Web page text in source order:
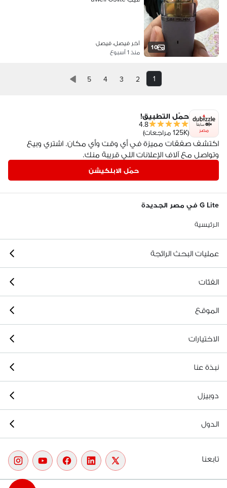
10
آخر فيصل، فيصل
منذ 1 أسبوع
1
2
3
4
5
مصر
حمّل التطبيق!
4.8
(125K مراجعات)
اكتشف صفقات مميزة في أي وقت وأي مكان. اشتري وبيع
وتواصل مع آلاف الإعلانات اللي قريبة منك.
حمّل الابلكيشن
G Lite في مصر الجديدة
الرئيسية
عمليات البحث الرائجة
الفئات
الموقع
الاختيارات
نبذة عنا
دوبيزل
الدول
تابعنا